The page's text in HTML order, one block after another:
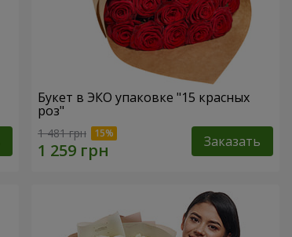
Букет в ЭКО упаковке "15 красных
роз"
1 481 грн Заказать